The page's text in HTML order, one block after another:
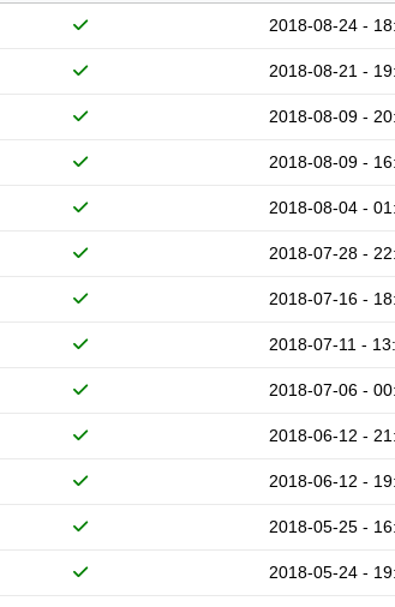
2018-08-24 -
2018-08-21 -
2018-08-09 -
2018-08-09 -
2018-08-04 -
2018-07-28 -
2018-07-16 -
2018-07-11 -
2018-07-06 -
2018-06-12 -
2018-06-12 -
2018-05-25 -
2018-05-24 -